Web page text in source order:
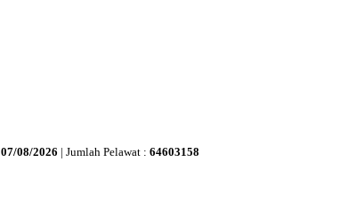
07/08/2026 | Jumlah Pelawat : 64603158